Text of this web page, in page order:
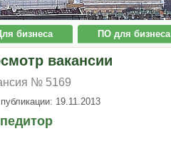
бизнеса ПО для бизнеса
вакансии
№ 5169
19.11.2013